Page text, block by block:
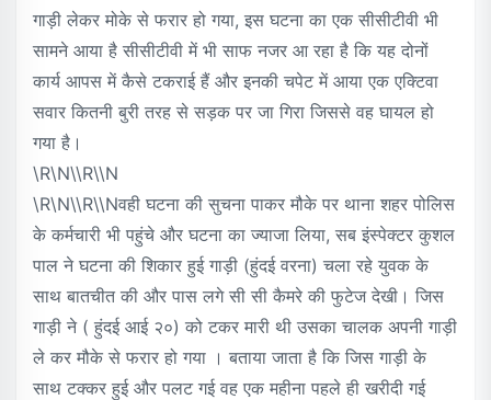
गाड़ी लेकर मोके से फरार हो गया, इस घटना का एक सीसीटीवी भी
सामने आया है सीसीटीवी में भी साफ नजर आ रहा है कि यह दोनों
कार्य आपस में कैसे टकराई हैं और इनकी चपेट में आया एक एक्टिवा
सवार कितनी बुरी तरह से सड़क पर जा गिरा जिससे वह घायल हो
गया है।
\r\n\\r\\n
\r\n\\r\\nवही घटना की सुचना पाकर मौके पर थाना शहर पोलिस
के कर्मचारी भी पहुंचे और घटना का ज्याजा लिया, सब इंस्पेक्टर कुशल
पाल ने घटना की शिकार हुई गाड़ी (हुंदई वरना) चला रहे युवक के
साथ बातचीत की और पास लगे सी सी कैमरे की फुटेज देखी। जिस
गाड़ी ने ( हुंदई आई २०) को टकर मारी थी उसका चालक अपनी गाड़ी
ले कर मौके से फरार हो गया । बताया जाता है कि जिस गाड़ी के
साथ टक्कर हुई और पलट गई वह एक महीना पहले ही खरीदी गई